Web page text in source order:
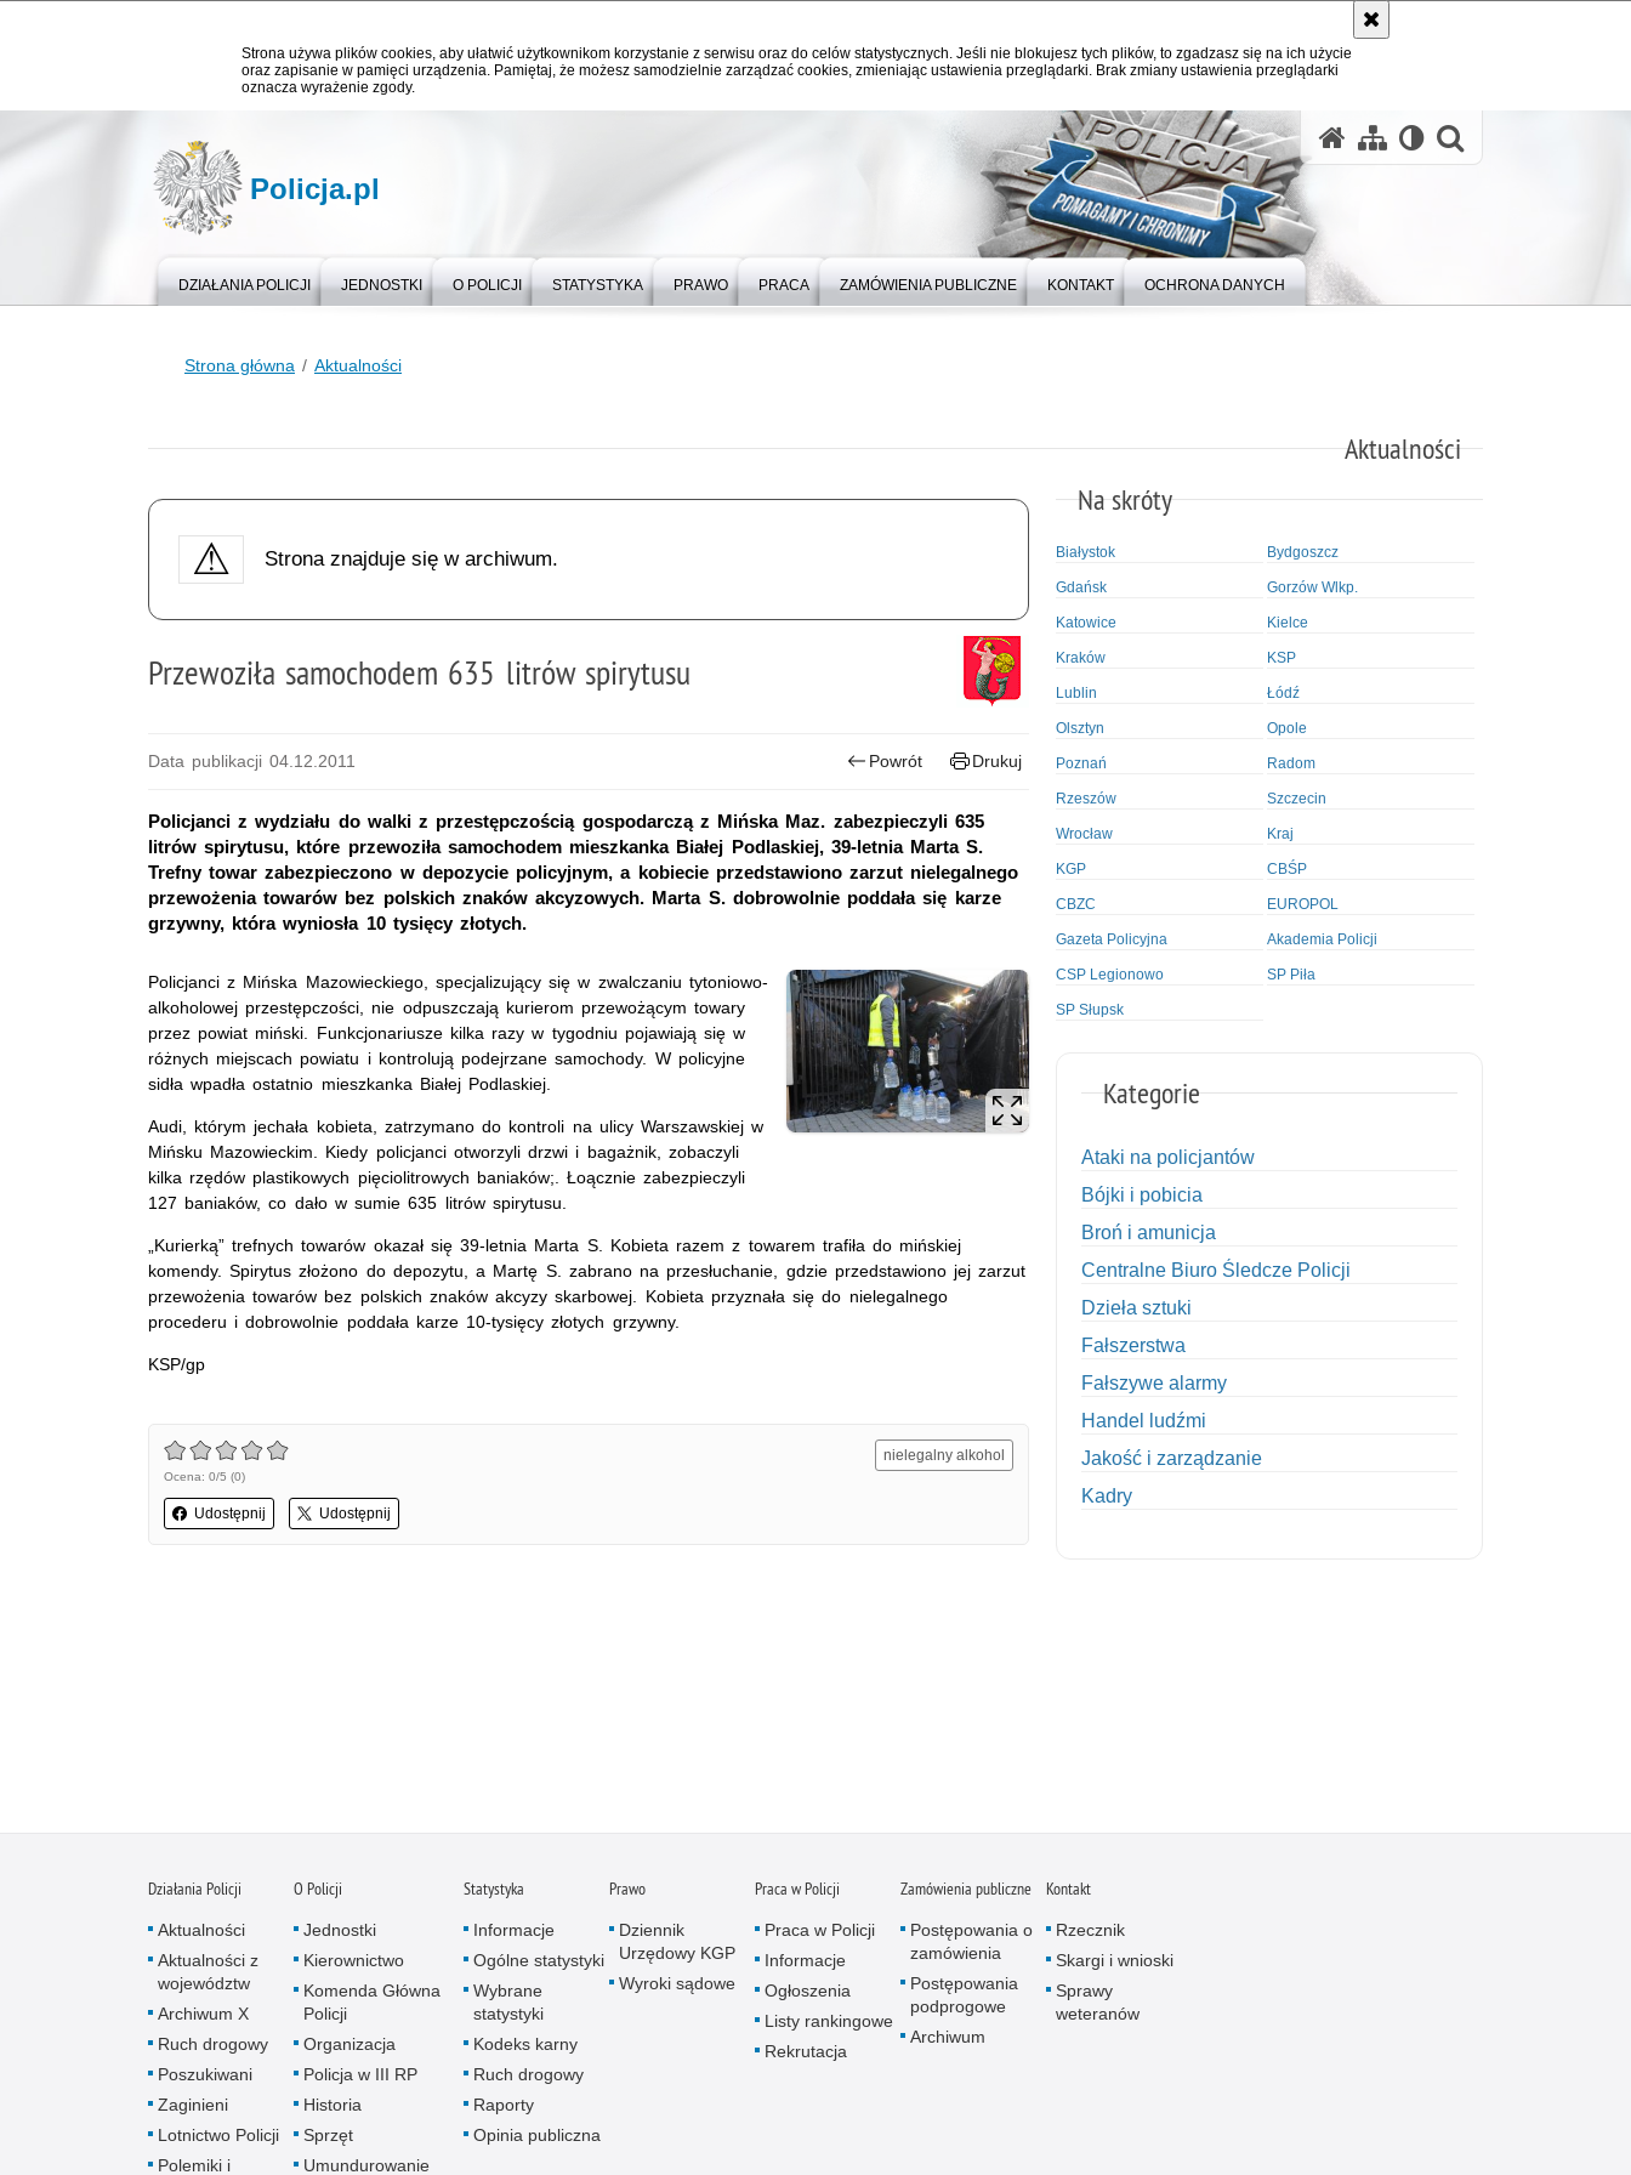
Strona używa plików cookies, aby ułatwić użytkownikom korzystanie z serwisu oraz do celów statystycznych. Jeśli nie blokujesz tych plików, to zgadzasz się na ich użycie
oraz zapisanie w pamięci urządzenia. Pamiętaj, że możesz samodzielnie zarządzać cookies, zmieniając ustawienia przeglądarki. Brak zmiany ustawienia przeglądarki
oznacza wyrażenie zgody.
Policja.pl
DZIAŁANIA POLICJI JEDNOSTKI O POLICJI STATYSTYKA PRAWO PRACA ZAMÓWIENIA PUBLICZNE KONTAKT OCHRONA DANYCH
Strona główna Aktualności
Aktualności
Strona znajduje się w archiwum.
Przewoziła samochodem 635 litrów spirytusu
Data publikacji 04.12.2011 Powrót Drukuj
Policjanci z wydziału do walki z przestępczością gospodarczą z Mińska Maz. zabezpieczyli 635
litrów spirytusu, które przewoziła samochodem mieszkanka Białej Podlaskiej, 39-letnia Marta S.
Trefny towar zabezpieczono w depozycie policyjnym, a kobiecie przedstawiono zarzut nielegalnego
przewożenia towarów bez polskich znaków akcyzowych. Marta S. dobrowolnie poddała się karze
grzywny, która wyniosła 10 tysięcy złotych.
Policjanci z Mińska Mazowieckiego, specjalizujący się w zwalczaniu tytoniowo-
alkoholowej przestępczości, nie odpuszczają kurierom przewożącym towary
przez powiat miński. Funkcjonariusze kilka razy w tygodniu pojawiają się w
różnych miejscach powiatu i kontrolują podejrzane samochody. W policyjne
sidła wpadła ostatnio mieszkanka Białej Podlaskiej.
Audi, którym jechała kobieta, zatrzymano do kontroli na ulicy Warszawskiej w
Mińsku Mazowieckim. Kiedy policjanci otworzyli drzwi i bagażnik, zobaczyli
kilka rzędów plastikowych pięciolitrowych baniaków;. Łoącznie zabezpieczyli
127 baniaków, co dało w sumie 635 litrów spirytusu.
„Kurierką” trefnych towarów okazał się 39-letnia Marta S. Kobieta razem z towarem trafiła do mińskiej
komendy. Spirytus złożono do depozytu, a Martę S. zabrano na przesłuchanie, gdzie przedstawiono jej zarzut
przewożenia towarów bez polskich znaków akcyzy skarbowej. Kobieta przyznała się do nielegalnego
procederu i dobrowolnie poddała karze 10-tysięcy złotych grzywny.
KSP/gp
Ocena: 0/5 (0)
Udostępnij Udostępnij
nielegalny alkohol
Na skróty
Białystok Bydgoszcz
Gdańsk Gorzów Wlkp.
Katowice Kielce
Kraków KSP
Lublin Łódź
Olsztyn Opole
Poznań Radom
Rzeszów Szczecin
Wrocław Kraj
KGP CBŚP
CBZC EUROPOL
Gazeta Policyjna Akademia Policji
CSP Legionowo SP Piła
SP Słupsk
Kategorie
Ataki na policjantów
Bójki i pobicia
Broń i amunicja
Centralne Biuro Śledcze Policji
Dzieła sztuki
Fałszerstwa
Fałszywe alarmy
Handel ludźmi
Jakość i zarządzanie
Kadry
Nietrzeźwi kierujący
Nietrzeźwi opiekunowie
Działania Policji
Aktualności
Aktualności z
województw
Archiwum X
Ruch drogowy
Poszukiwani
Zaginieni
Lotnictwo Policji
Polemiki i
O Policji
Jednostki
Kierownictwo
Komenda Główna
Policji
Organizacja
Policja w III RP
Historia
Sprzęt
Umundurowanie
Statystyka
Informacje
Ogólne statystyki
Wybrane
statystyki
Kodeks karny
Ruch drogowy
Raporty
Opinia publiczna
Prawo
Dziennik
Urzędowy KGP
Wyroki sądowe
Praca w Policji
Praca w Policji
Informacje
Ogłoszenia
Listy rankingowe
Rekrutacja
Zamówienia publiczne
Postępowania o
zamówienia
Postępowania
podprogowe
Archiwum
Kontakt
Rzecznik
Skargi i wnioski
Sprawy
weteranów